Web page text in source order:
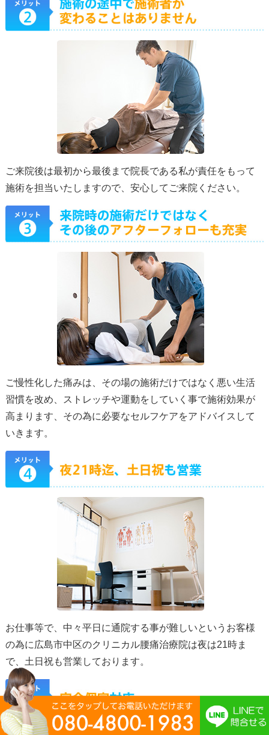
ご来院後は最初から最後まで院長である私が責任をもって
施術を担当いたしますので、安心してご来院ください。
ご慢性化した痛みは、その場の施術だけではなく悪い生活
習慣を改め、ストレッチや運動をしていく事で施術効果が
高まります、その為に必要なセルフケアをアドバイスして
いきます。
お仕事等で、中々平日に通院する事が難しいというお客様
の為に広島市中区のクリニカル腰痛治療院は夜は21時ま
で、土日祝も営業しております。